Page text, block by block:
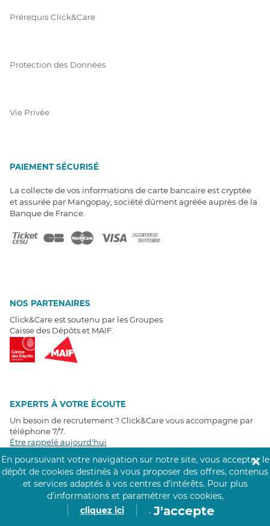
Prérequis Click&Care
Protection des Données
Vie Privée
PAIEMENT SÉCURISÉ
La collecte de vos informations de carte bancaire est cryptée
et assurée par Mangopay, société dûment agréée auprès de la
Banque de France.
NOS PARTENAIRES
Click&Care est soutenu par les Groupes
Caisse des Dépôts et MAIF.
EXPERTS À VOTRE ÉCOUTE
Un besoin de recrutement ? Click&Care vous accompagne par
téléphone 7/7
Être rappelé aujourd'hui
TÉMOIGNAGES CLIENTS
4,6
Avis clientsrécoltés sur
En poursuivant votre navigation sur notre site, vous acceptez le
dépôt de cookies destinés à vous proposer des offres, contenus
et services adaptés à vos centres d’intérêts. Pour plus
d’informations et paramétrer vos cookies,
cliquez ici
. J'accepte
✕